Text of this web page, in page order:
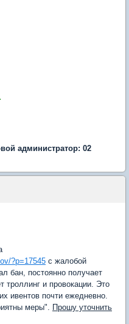
администратор: 02
?p=17545 c жалобой
бан, постоянно получает
троллинг и провокации. Это
ивентов почти ежедневно.
меры". Прошу уточнить